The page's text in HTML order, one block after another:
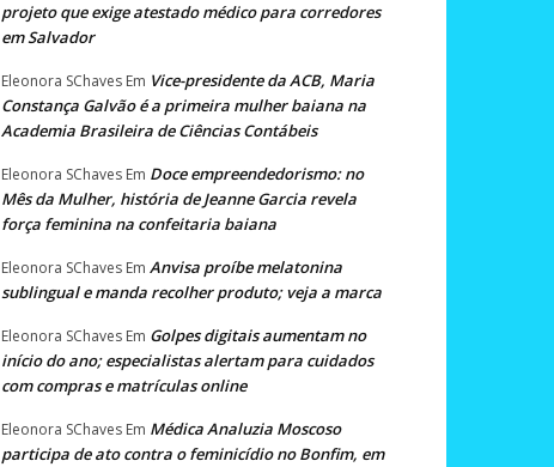
projeto que exige atestado médico para corredores
em Salvador
Eleonora SChaves Em Vice-presidente da ACB, Maria
Constança Galvão é a primeira mulher baiana na
Academia Brasileira de Ciências Contábeis
Eleonora SChaves Em Doce empreendedorismo: no
Mês da Mulher, história de Jeanne Garcia revela
força feminina na confeitaria baiana
Eleonora SChaves Em Anvisa proíbe melatonina
sublingual e manda recolher produto; veja a marca
Eleonora SChaves Em Golpes digitais aumentam no
início do ano; especialistas alertam para cuidados
com compras e matrículas online
Eleonora SChaves Em Médica Analuzia Moscoso
participa de ato contra o feminicídio no Bonfim, em